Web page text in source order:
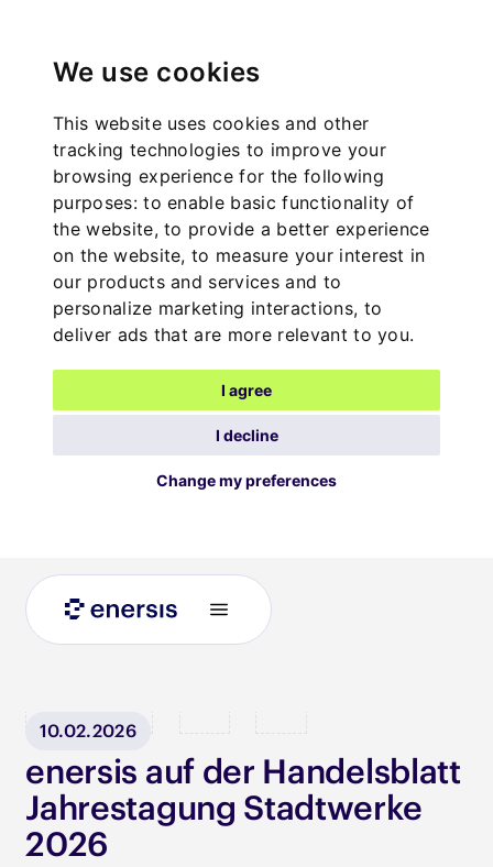
We use cookies
This website uses cookies and other
tracking technologies to improve your
browsing experience for the following
purposes:to enable basic functionality of
the website,to provide a better experience
on the website,to measure your interest in
our products and services and to
personalize marketing interactions, to
deliver ads that are more relevant to you.
I agree
I decline
Change my preferences
Blog
10.02.2026
enersis auf der Handelsblatt
Jahrestagung Stadtwerke
2026